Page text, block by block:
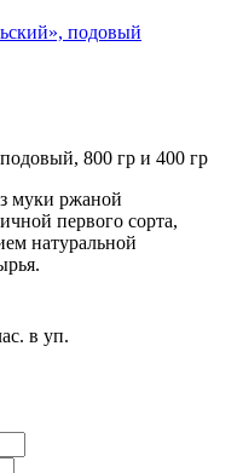
800 гр и 400 гр
муки ржаной
первого сорта,
натуральной
в уп.